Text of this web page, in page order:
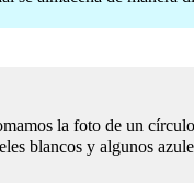
la foto de un
blancos y algunos